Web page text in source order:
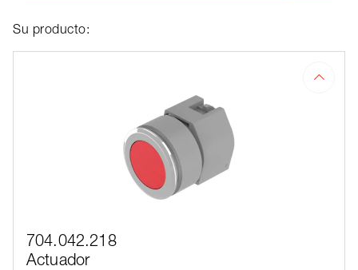
Su producto:
704.042.218
Actuador